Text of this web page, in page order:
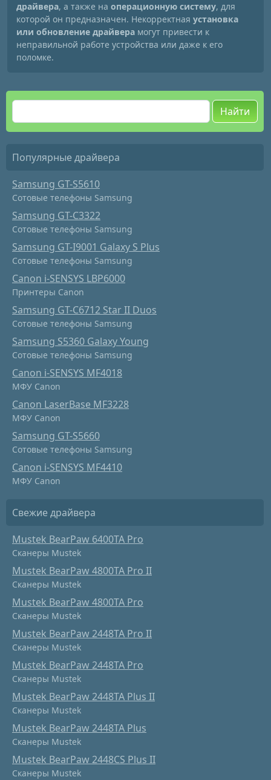
драйвера, а также на операционную систему, для
которой он предназначен. Некорректная установка
или обновление драйвера могут привести к
неправильной работе устройства или даже к его
поломке.
Найти
Популярные драйвера
Samsung GT-S5610
Сотовые телефоны Samsung
Samsung GT-C3322
Сотовые телефоны Samsung
Samsung GT-I9001 Galaxy S Plus
Сотовые телефоны Samsung
Canon i-SENSYS LBP6000
Принтеры Canon
Samsung GT-C6712 Star II Duos
Сотовые телефоны Samsung
Samsung S5360 Galaxy Young
Сотовые телефоны Samsung
Canon i-SENSYS MF4018
МФУ Canon
Canon LaserBase MF3228
МФУ Canon
Samsung GT-S5660
Сотовые телефоны Samsung
Canon i-SENSYS MF4410
МФУ Canon
Свежие драйвера
Mustek BearPaw 6400TA Pro
Сканеры Mustek
Mustek BearPaw 4800TA Pro II
Сканеры Mustek
Mustek BearPaw 4800TA Pro
Сканеры Mustek
Mustek BearPaw 2448TA Pro II
Сканеры Mustek
Mustek BearPaw 2448TA Pro
Сканеры Mustek
Mustek BearPaw 2448TA Plus II
Сканеры Mustek
Mustek BearPaw 2448TA Plus
Сканеры Mustek
Mustek BearPaw 2448CS Plus II
Сканеры Mustek